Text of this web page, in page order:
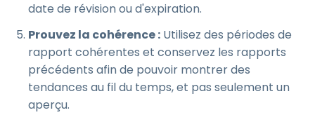
date de révision ou d'expiration.
Prouvez la cohérence : Utilisez des périodes de
rapport cohérentes et conservez les rapports
précédents afin de pouvoir montrer des
tendances au fil du temps, et pas seulement un
aperçu.